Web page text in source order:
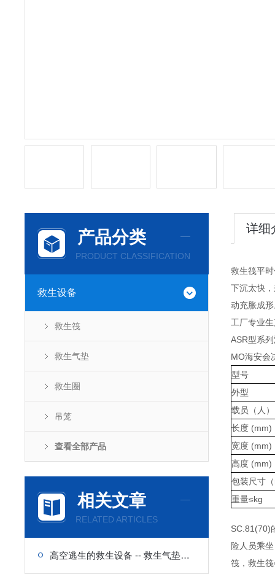
产品分类
PRODUCT CLASSIFICATION
救生设备
救生筏
救生气垫
救生圈
吊笼
查看全部产品
相关文章
RELATED ARTICLES
高空逃生的救生设备 -- 救生气垫的使用
详细
救生筏平
下沉太快
动充胀成
工厂专业
ASR型系列
MO海安会
型号
外型
载员（人）
长度 (mm)
宽度 (mm)
高度 (mm)
包装尺寸
重量≤kg
SC.81(70)
险人员乘
筏，救生